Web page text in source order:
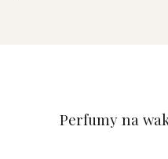
Perfumy na